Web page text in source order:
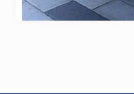
26 Мая 2026